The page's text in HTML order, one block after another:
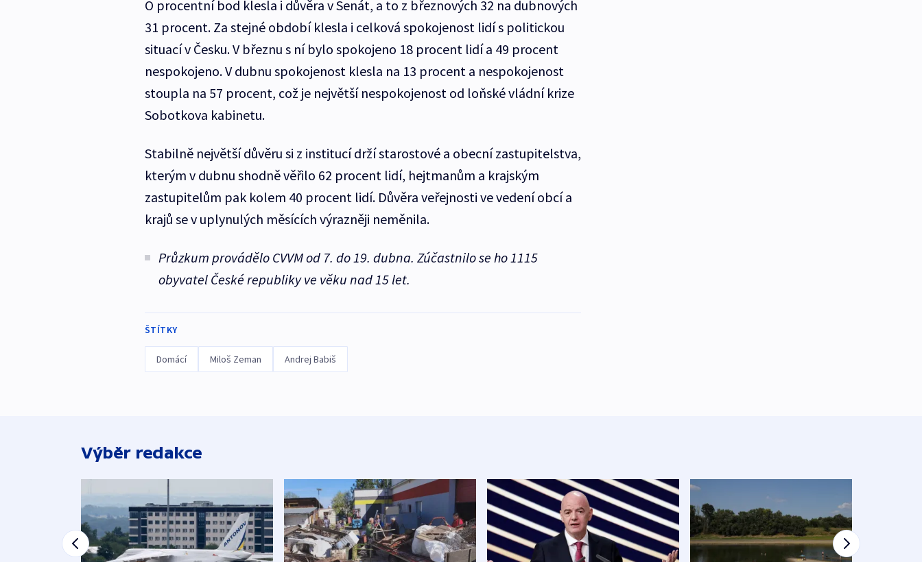
O procentní bod klesla i důvěra v Senát, a to z březnových 32 na dubnových
31 procent. Za stejné období klesla i celková spokojenost lidí s politickou
situací v Česku. V březnu s ní bylo spokojeno 18 procent lidí a 49 procent
nespokojeno. V dubnu spokojenost klesla na 13 procent a nespokojenost
stoupla na 57 procent, což je největší nespokojenost od loňské vládní krize
Sobotkova kabinetu.
Stabilně největší důvěru si z institucí drží starostové a obecní zastupitelstva,
kterým v dubnu shodně věřilo 62 procent lidí, hejtmanům a krajským
zastupitelům pak kolem 40 procent lidí. Důvěra veřejnosti ve vedení obcí a
krajů se v uplynulých měsících výrazněji neměnila.
Průzkum provádělo CVVM od 7. do 19. dubna. Zúčastnilo se ho 1115
obyvatel České republiky ve věku nad 15 let.
ŠTÍTKY
Domácí Miloš Zeman Andrej Babiš
Výběr redakce